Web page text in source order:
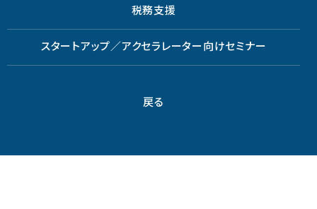
税務支援
スタートアップ／アクセラレーター向けセミナー
戻る